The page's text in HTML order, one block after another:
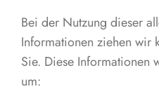
Bei der Nutzung dieser
Informationen ziehen wir
Sie. Diese Informationen
um: